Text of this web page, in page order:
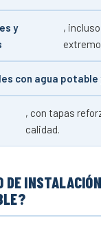
y
,
con agua potable
, con tapas
calidad.